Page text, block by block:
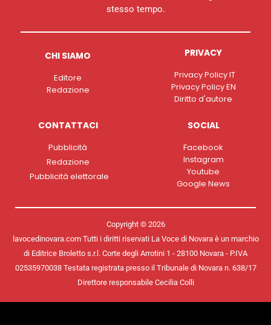
stesso tempo.
CHI SIAMO
Editore
Redazione
PRIVACY
Privacy Policy IT
Privacy Policy EN
Diritto d'autore
CONTATTACI
Pubblicità
Redazione
Pubblicità elettorale
SOCIAL
Facebook
Instagram
Youtube
Google News
Copyright © 2026
lavocedinovara.com Tutti i diritti riservati La Voce di Novara è un marchio
di Editrice Broletto s.r.l. Corte degli Arrotini 1 - 28100 Novara - P.IVA
02535970038 Testata registrata presso il Tribunale di Novara n. 638/17
Direttore responsabile Cecilia Colli